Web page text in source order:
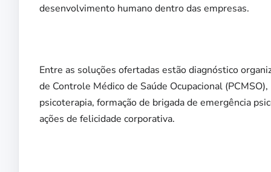
desenvolvimento humano dentro das empresas.
Entre as soluções ofertadas estão diagnóstico
de Controle Médico de Saúde Ocupacional
psicoterapia, formação de brigada de emergência
ações de felicidade corporativa.